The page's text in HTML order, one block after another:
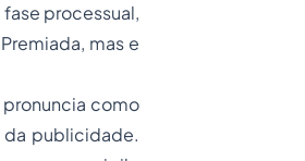
processual,
mas e
como
publicidade.